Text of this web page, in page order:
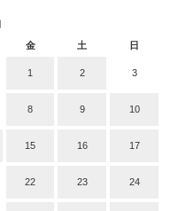
金 土 日
1 2 3
8 9 10
15 16 17
22 23 24